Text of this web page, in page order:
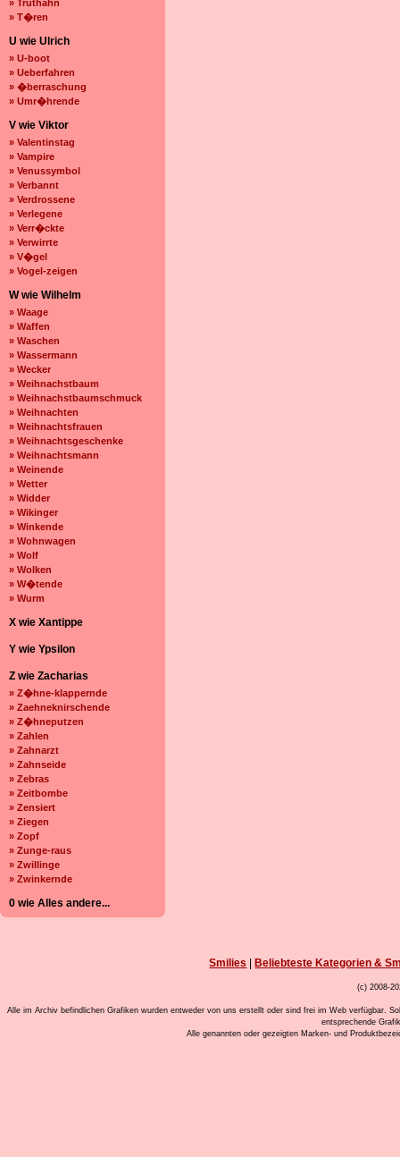
» Truthahn
» T�ren
U wie Ulrich
» U-boot
» Ueberfahren
» �berraschung
» Umr�hrende
V wie Viktor
» Valentinstag
» Vampire
» Venussymbol
» Verbannt
» Verdrossene
» Verlegene
» Verr�ckte
» Verwirrte
» V�gel
» Vogel-zeigen
W wie Wilhelm
» Waage
» Waffen
» Waschen
» Wassermann
» Wecker
» Weihnachstbaum
» Weihnachstbaumschmuck
» Weihnachten
» Weihnachtsfrauen
» Weihnachtsgeschenke
» Weihnachtsmann
» Weinende
» Wetter
» Widder
» Wikinger
» Winkende
» Wohnwagen
» Wolf
» Wolken
» W�tende
» Wurm
X wie Xantippe
Y wie Ypsilon
Z wie Zacharias
» Z�hne-klappernde
» Zaehneknirschende
» Z�hneputzen
» Zahlen
» Zahnarzt
» Zahnseide
» Zebras
» Zeitbombe
» Zensiert
» Ziegen
» Zopf
» Zunge-raus
» Zwillinge
» Zwinkernde
0 wie Alles andere...
Smilies Beliebteste Kategorien &
(c) 2008-
Alle im Archiv befindlichen Grafiken wurden entweder von uns erstellt oder sind frei im Web verfügbar.
entsprechende
Alle genannten oder gezeigten Marken- und